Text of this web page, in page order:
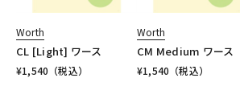
Worth
CL [Light] ワース
¥1,540 （税込）
Worth
CM Medium ワース
¥1,540 （税込）